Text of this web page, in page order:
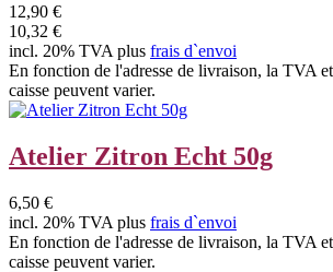
12,90 €
10,32 €
incl. 20% TVA plus frais d`envoi
En fonction de l'adresse de livraison, la TVA
caisse peuvent varier.
Atelier Zitron Echt 50g
6,50 €
incl. 20% TVA plus frais d`envoi
En fonction de l'adresse de livraison, la TVA
caisse peuvent varier.